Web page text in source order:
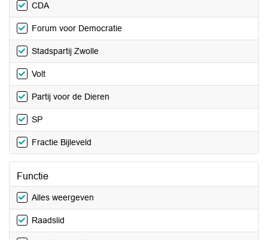
CDA
Forum voor Democratie
Stadspartij Zwolle
Volt
Partij voor de Dieren
SP
Fractie Bijleveld
Functie
Alles weergeven
Raadslid